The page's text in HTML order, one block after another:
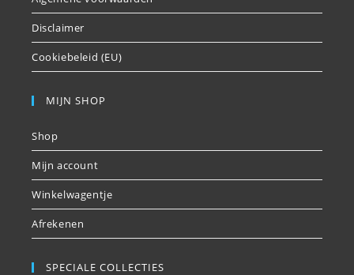
Disclaimer
Cookiebeleid (EU)
MIJN SHOP
Shop
Mijn account
Winkelwagentje
Afrekenen
SPECIALE COLLECTIES